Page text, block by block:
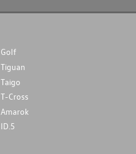
Golf
Tiguan
Taigo
T-Cross
Amarok
ID.5